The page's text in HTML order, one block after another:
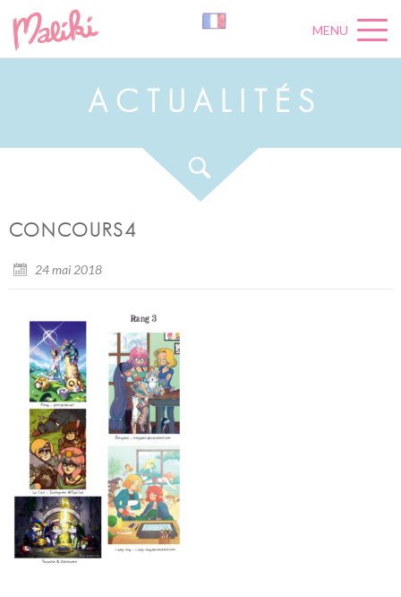
MENU
A C U A L É S
CONCOURS4
24 mai 2018